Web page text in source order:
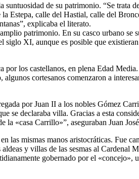
de su patrimonio. “Se trata
Estepa, calle del Hastial, calle del
explicaba el literato.
patrimonio. En su casco urbano se
XI, aunque es posible que
los castellanos, en plena Edad
cortesanos comenzaron a
por Juan II a los nobles Gómez
se declaraba villa. Gracias a esta
la «casa Carrillo»”, aseguraban Juan
las mismas manos aristocráticas. Fue
y villas de las sesmas al Cardenal
gobernado por el